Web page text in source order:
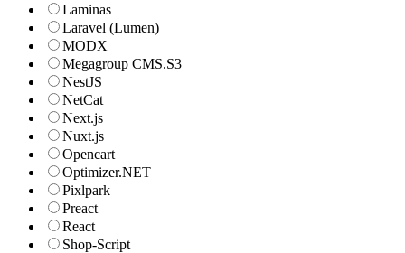
Laminas
Laravel (Lumen)
MODX
Megagroup CMS.S3
NestJS
NetCat
Next.js
Nuxt.js
Opencart
Optimizer.NET
Pixlpark
Preact
React
Shop-Script